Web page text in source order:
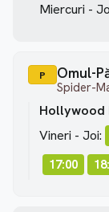
Miercuri -
P Omul-
Spider-
Hollywood
Vineri - Joi:
17:00